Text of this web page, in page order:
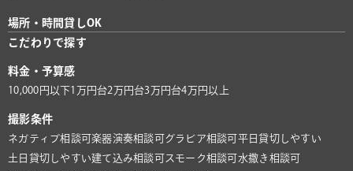
場所・時間貸しOK
こだわりで探す
料金・予算感
10,000円以下1万円台2万円台3万円台4万円以上
撮影条件
ネガティブ相談可楽器演奏相談可グラビア相談可平日貸切しやすい
土日貸切しやすい建て込み相談可スモーク相談可水撒き相談可